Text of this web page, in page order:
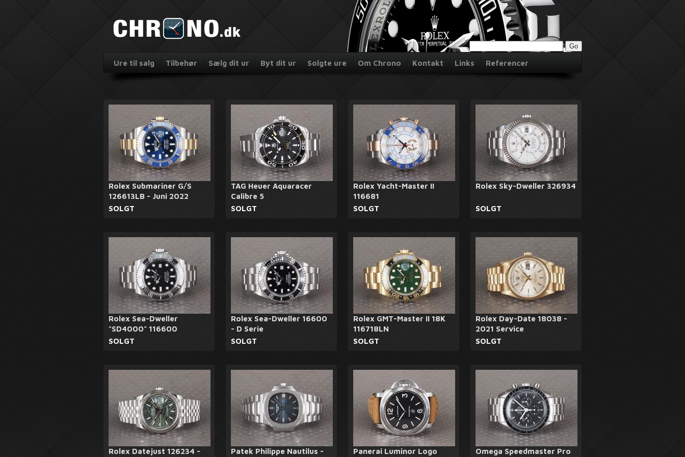
Ure til salg Tilbehør Sælg dit ur Byt dit ur Solgte ure Om Chrono Kontakt Links Referencer
Rolex Submariner G/S
126613LB - Juni 2022
SOLGT
TAG Heuer Aquaracer
Calibre 5
SOLGT
Rolex Yacht-Master II
116681
SOLGT
Rolex Sky-Dweller 326934
SOLGT
Rolex Sea-Dweller
"SD4000" 116600
SOLGT
Rolex Sea-Dweller 16600
- D Serie
SOLGT
Rolex GMT-Master II 18K
116718LN
SOLGT
Rolex Day-Date 18038 -
2021 Service
SOLGT
Rolex Datejust 126234 - Patek Philippe Nautilus - Panerai Luminor Logo Omega Speedmaster Pro